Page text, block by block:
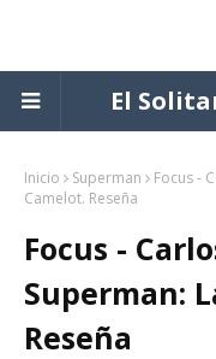
El
Inicio Superman
Focus -
Camelot. Reseña
Focus -
Superman:
Reseña